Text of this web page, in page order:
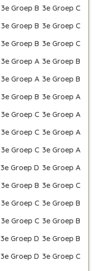
3e Groep B 3e Groep C
3e Groep B 3e Groep C
3e Groep B 3e Groep C
3e Groep A 3e Groep B
3e Groep A 3e Groep B
3e Groep B 3e Groep A
3e Groep C 3e Groep A
3e Groep C 3e Groep A
3e Groep C 3e Groep A
3e Groep D 3e Groep A
3e Groep B 3e Groep C
3e Groep C 3e Groep B
3e Groep C 3e Groep B
3e Groep D 3e Groep B
3e Groep D 3e Groep C